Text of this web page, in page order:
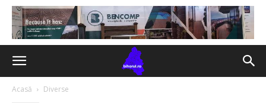
Acasă Diverse